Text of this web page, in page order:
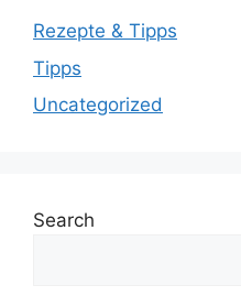
Rezepte & Tipps
Tipps
Uncategorized
Search